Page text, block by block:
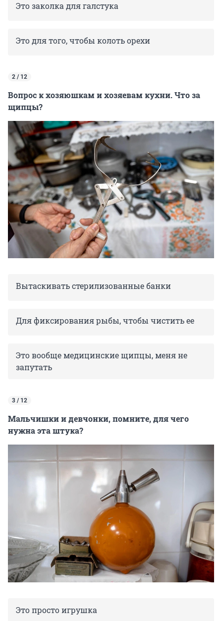
Это заколка для галстука
Это для того, чтобы колоть орехи
2 / 12
Вопрос к хозяюшкам и хозяевам кухни. Что за
щипцы?
Вытаскивать стерилизованные банки
Для фиксирования рыбы, чтобы чистить ее
Это вообще медицинские щипцы, меня не
запутать
3 / 12
Мальчишки и девчонки, помните, для чего
нужна эта штука?
Это просто игрушка